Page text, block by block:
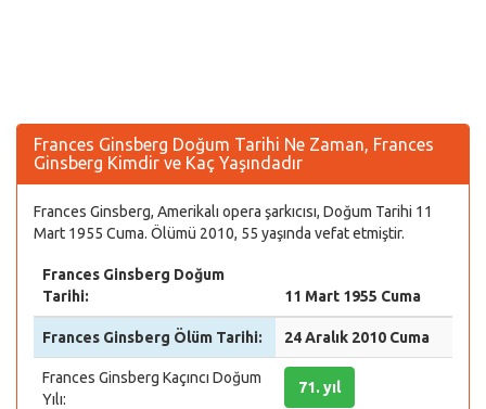
Frances Ginsberg Doğum Tarihi Ne Zaman, Frances
Ginsberg Kimdir ve Kaç Yaşındadır
Frances Ginsberg, Amerikalı opera şarkıcısı, Doğum Tarihi 11
Mart 1955 Cuma. Ölümü 2010, 55 yaşında vefat etmiştir.
Frances Ginsberg Doğum
Tarihi:
11 Mart 1955 Cuma
Frances Ginsberg Ölüm Tarihi: 24 Aralık 2010 Cuma
Frances Ginsberg Kaçıncı Doğum
Yılı:
71. yıl